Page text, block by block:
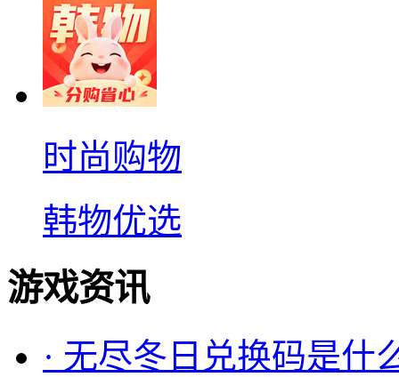
时尚购物
韩物优选
游戏资讯
· 无尽冬日兑换码是什